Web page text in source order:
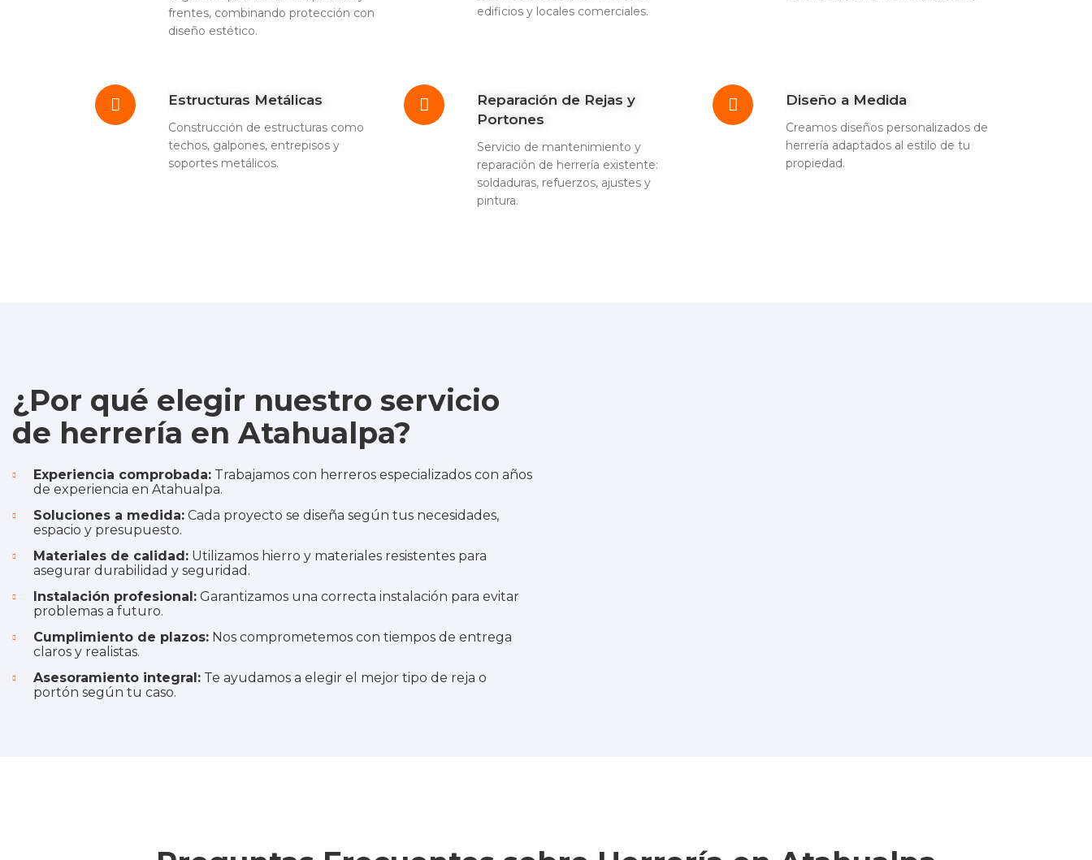
frentes, combinando protección con
diseño estético.
edificios y locales comerciales.
Estructuras Metálicas
Construcción de estructuras como
techos, galpones, entrepisos y
soportes metálicos.
Reparación de Rejas y
Portones
Servicio de mantenimiento y
reparación de herrería existente:
soldaduras, refuerzos, ajustes y
pintura.
Diseño a Medida
Creamos diseños personalizados de
herrería adaptados al estilo de tu
propiedad.
¿Por qué elegir nuestro servicio
de herrería en Atahualpa?
Experiencia comprobada: Trabajamos con herreros especializados con años
de experiencia en Atahualpa.
Soluciones a medida: Cada proyecto se diseña según tus necesidades,
espacio y presupuesto.
Materiales de calidad: Utilizamos hierro y materiales resistentes para
asegurar durabilidad y seguridad.
Instalación profesional: Garantizamos una correcta instalación para evitar
problemas a futuro.
Cumplimiento de plazos: Nos comprometemos con tiempos de entrega
claros y realistas.
Asesoramiento integral: Te ayudamos a elegir el mejor tipo de reja o
portón según tu caso.